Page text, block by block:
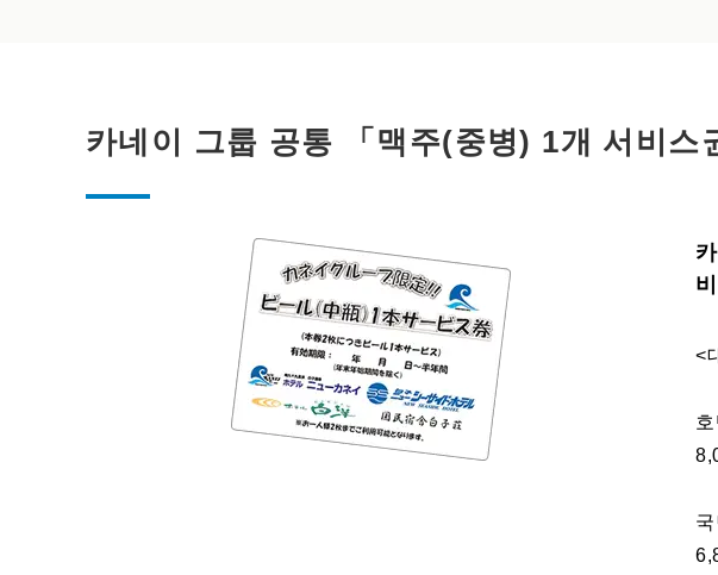
카네이 그룹 공통 「맥주(중병) 1개 서비스
<